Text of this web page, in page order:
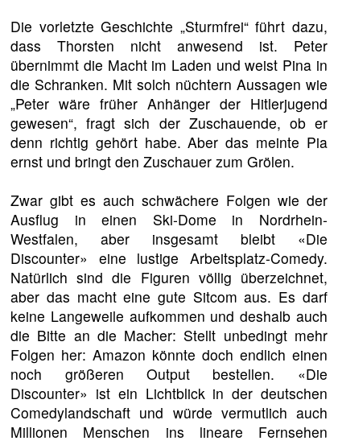
Die vorletzte Geschichte „Sturmfrei“ führt dazu,
dass Thorsten nicht anwesend ist. Peter
übernimmt die Macht im Laden und weist Pina in
die Schranken. Mit solch nüchtern Aussagen wie
„Peter wäre früher Anhänger der Hitlerjugend
gewesen“, fragt sich der Zuschauende, ob er
denn richtig gehört habe. Aber das meinte Pia
ernst und bringt den Zuschauer zum Grölen.
Zwar gibt es auch schwächere Folgen wie der
Ausflug in einen Ski-Dome in Nordrhein-
Westfalen, aber insgesamt bleibt «Die
Discounter» eine lustige Arbeitsplatz-Comedy.
Natürlich sind die Figuren völlig überzeichnet,
aber das macht eine gute Sitcom aus. Es darf
keine Langeweile aufkommen und deshalb auch
die Bitte an die Macher: Stellt unbedingt mehr
Folgen her: Amazon könnte doch endlich einen
noch größeren Output bestellen. «Die
Discounter» ist ein Lichtblick in der deutschen
Comedylandschaft und würde vermutlich auch
Millionen Menschen ins lineare Fernsehen